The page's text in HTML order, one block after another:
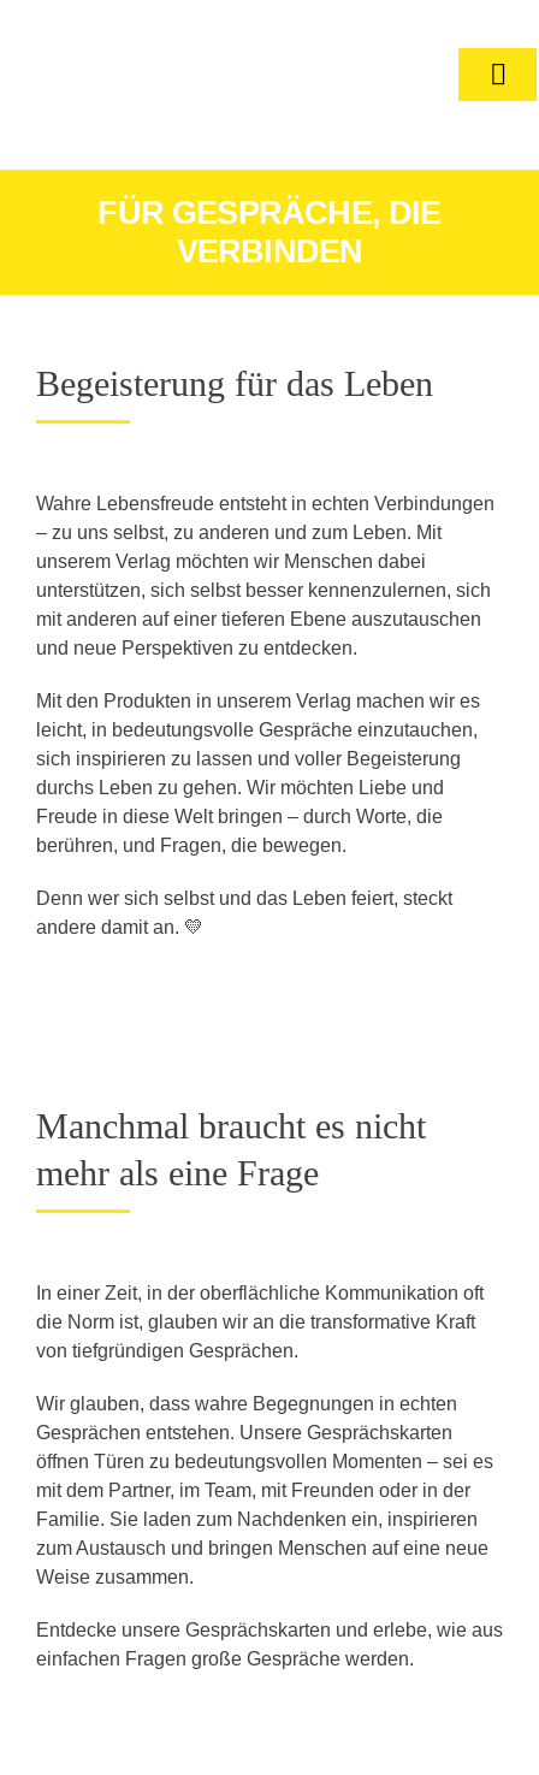
FÜR GESPRÄCHE, DIE
VERBINDEN
Begeisterung für das Leben
Wahre Lebensfreude entsteht in echten Verbindungen
– zu uns selbst, zu anderen und zum Leben. Mit
unserem Verlag möchten wir Menschen dabei
unterstützen, sich selbst besser kennenzulernen, sich
mit anderen auf einer tieferen Ebene auszutauschen
und neue Perspektiven zu entdecken.
Mit den Produkten in unserem Verlag machen wir es
leicht, in bedeutungsvolle Gespräche einzutauchen,
sich inspirieren zu lassen und voller Begeisterung
durchs Leben zu gehen. Wir möchten Liebe und
Freude in diese Welt bringen – durch Worte, die
berühren, und Fragen, die bewegen.
Denn wer sich selbst und das Leben feiert, steckt
andere damit an. 💛
Manchmal braucht es nicht
mehr als eine Frage
In einer Zeit, in der oberflächliche Kommunikation oft
die Norm ist, glauben wir an die transformative Kraft
von tiefgründigen Gesprächen.
Wir glauben, dass wahre Begegnungen in echten
Gesprächen entstehen. Unsere Gesprächskarten
öffnen Türen zu bedeutungsvollen Momenten – sei es
mit dem Partner, im Team, mit Freunden oder in der
Familie. Sie laden zum Nachdenken ein, inspirieren
zum Austausch und bringen Menschen auf eine neue
Weise zusammen.
Entdecke unsere Gesprächskarten und erlebe, wie aus
einfachen Fragen große Gespräche werden.